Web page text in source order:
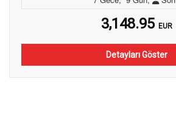
3,148.95 EUR
Detayları Göster